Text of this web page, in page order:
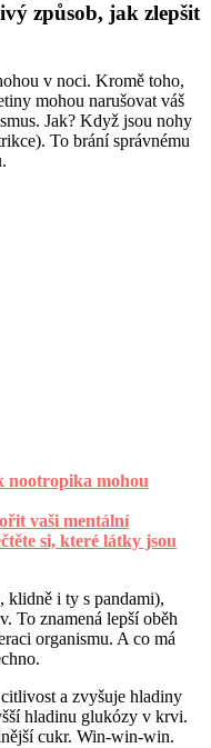
způsob, jak zlepšit
v noci. Kromě toho,
mohou narušovat váš
Jak? Když jsou nohy
To brání správnému
nootropika mohou
vaši mentální
si, které látky jsou
klidně i ty s pandami),
To znamená lepší oběh
organismu. A co má
a zvyšuje hladiny
hladinu glukózy v krvi.
cukr. Win-win-win.